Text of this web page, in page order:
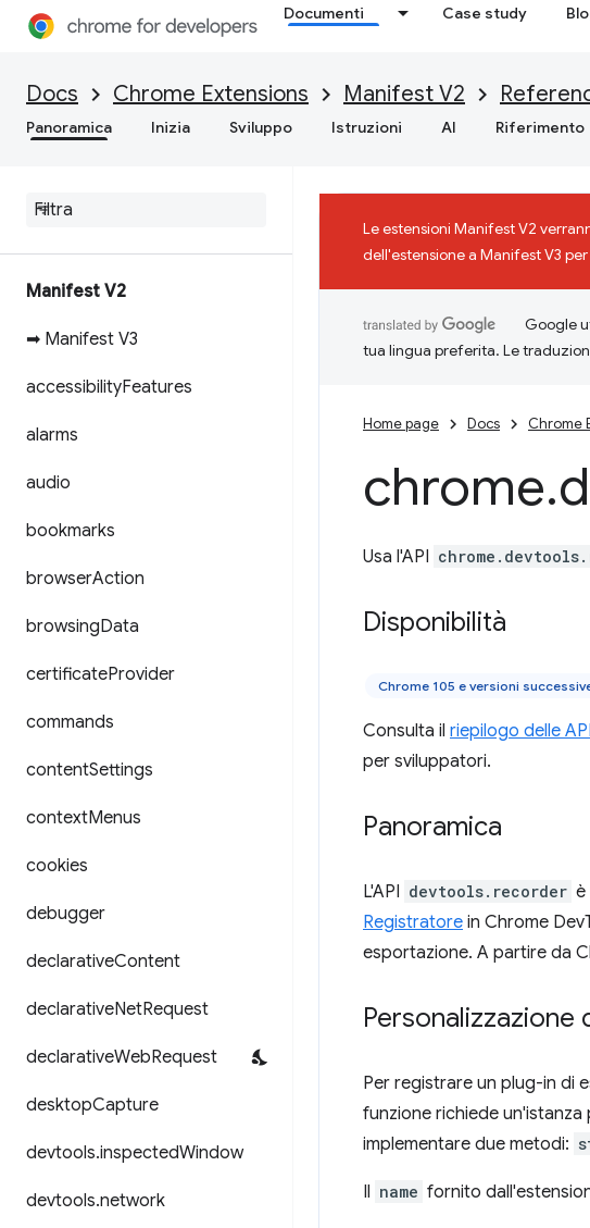
Documenti Case study
Docs Chrome Extensions Manifest V2
Panoramica Inizia Sviluppo Istruzioni AI Riferimento
Manifest V2
➡ Manifest V3
accessibilityFeatures
alarms
audio
bookmarks
browserAction
browsingData
certificateProvider
commands
contentSettings
contextMenus
cookies
debugger
declarativeContent
declarativeNetRequest
declarativeWebRequest
desktopCapture
devtools.inspectedWindow
devtools.network
Le estensioni Manifest V2
dell'estensione a Manifest V3
Google
tua lingua preferita. Le
Home page Docs Chrome
chrome.
Usa l'API
Disponibilità
Chrome 105 e versioni
Consulta il riepilogo delle
per sviluppatori.
Panoramica
L'API devtools.recorder è
Registratore in Chrome
esportazione. A partire da
Per registrare un plug-in di
funzione richiede un'istanza
implementare due metodi:
Il name fornito